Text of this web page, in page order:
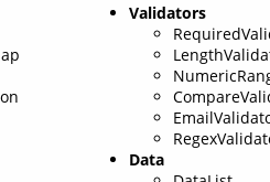
Validators
Data